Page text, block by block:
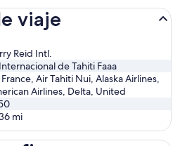
viaje
Reid Intl.
de Tahiti Faaa
Air Tahiti Nui, Alaska Airlines,
Airlines, Delta, United
mi